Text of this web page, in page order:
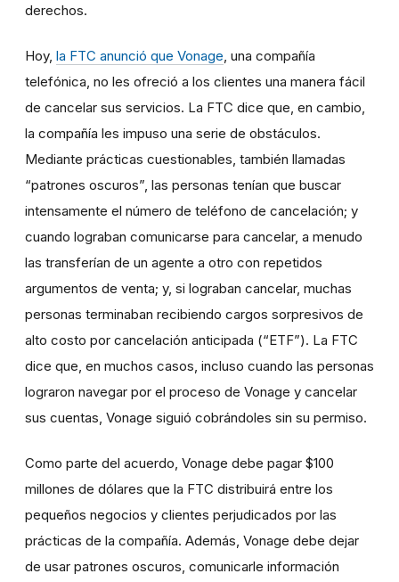
derechos.
Hoy, la FTC anunció que Vonage, una compañía
telefónica, no les ofreció a los clientes una manera fácil
de cancelar sus servicios. La FTC dice que, en cambio,
la compañía les impuso una serie de obstáculos.
Mediante prácticas cuestionables, también llamadas
“patrones oscuros”, las personas tenían que buscar
intensamente el número de teléfono de cancelación; y
cuando lograban comunicarse para cancelar, a menudo
las transferían de un agente a otro con repetidos
argumentos de venta; y, si lograban cancelar, muchas
personas terminaban recibiendo cargos sorpresivos de
alto costo por cancelación anticipada (“ETF”). La FTC
dice que, en muchos casos, incluso cuando las personas
lograron navegar por el proceso de Vonage y cancelar
sus cuentas, Vonage siguió cobrándoles sin su permiso.
Como parte del acuerdo, Vonage debe pagar $100
millones de dólares que la FTC distribuirá entre los
pequeños negocios y clientes perjudicados por las
prácticas de la compañía. Además, Vonage debe dejar
de usar patrones oscuros, comunicarle información